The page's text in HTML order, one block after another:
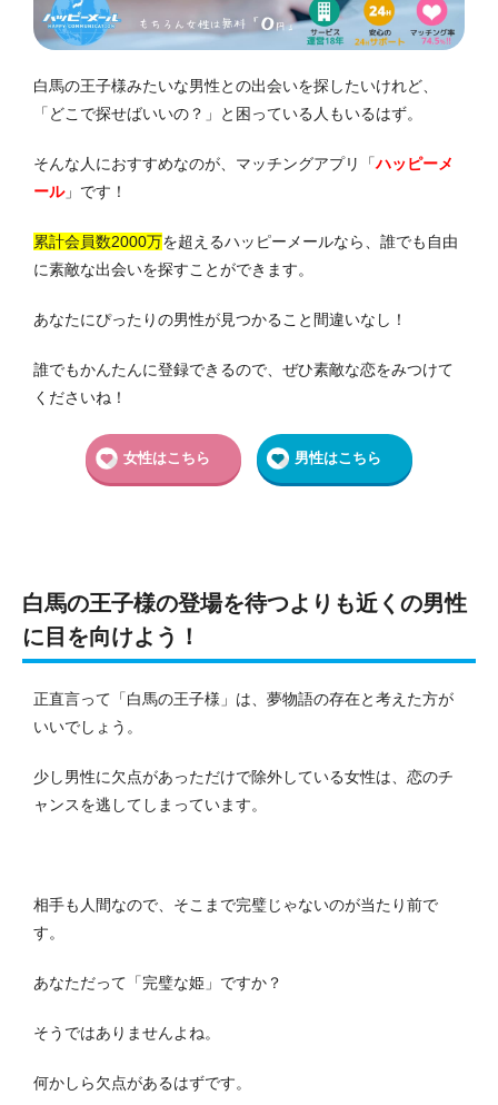
白馬の王子様みたいな男性との出会いを探したいけれど、
「どこで探せばいいの？」と困っている人もいるはず。
そんな人におすすめなのが、マッチングアプリ「ハッピーメ
ール」です！
累計会員数2000万を超えるハッピーメールなら、誰でも自由
に素敵な出会いを探すことができます。
あなたにぴったりの男性が見つかること間違いなし！
誰でもかんたんに登録できるので、ぜひ素敵な恋をみつけて
くださいね！
女性はこちら 男性はこちら
白馬の王子様の登場を待つよりも近くの男性
に目を向けよう！
正直言って「白馬の王子様」は、夢物語の存在と考えた方が
いいでしょう。
少し男性に欠点があっただけで除外している女性は、恋のチ
ャンスを逃してしまっています。
相手も人間なので、そこまで完璧じゃないのが当たり前で
す。
あなただって「完璧な姫」ですか？
そうではありませんよね。
何かしら欠点があるはずです。